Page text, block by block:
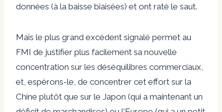
données (à la baisse biaisées) et ont raté le saut.
Mais le plus grand excédent signalé permet au
FMI de justifier plus facilement sa nouvelle
concentration sur les déséquilibres commerciaux,
et, espérons-le, de concentrer cet effort sur la
Chine plutôt que sur le Japon (qui a maintenant un